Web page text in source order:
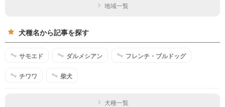
地域一覧
犬種名から記事を探す
サモエド ダルメシアン フレンチ・ブルドッグ
チワワ 柴犬
犬種一覧